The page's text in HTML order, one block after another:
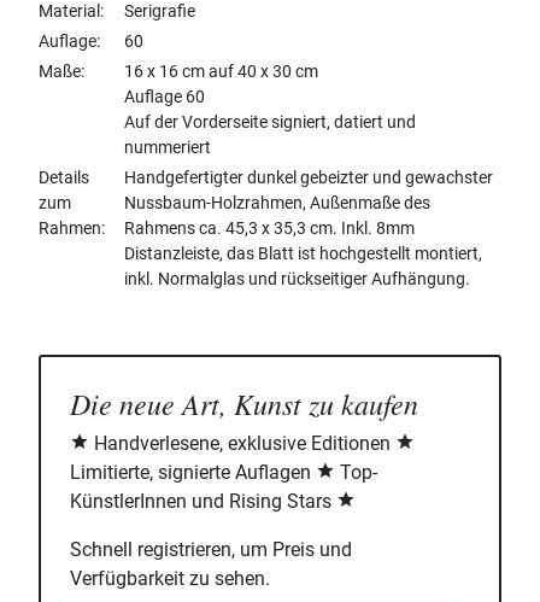
Material
Serigrafie
Auflage
60
Maße
16 x 16 cm auf 40 x 30 cm
Auflage 60
Auf der Vorderseite signiert, datiert und
nummeriert
Details
zum
Rahmen
Handgefertigter dunkel gebeizter und gewachster
Nussbaum-Holzrahmen, Außenmaße des
Rahmens ca. 45,3 x 35,3 cm. Inkl. 8mm
Distanzleiste, das Blatt ist hochgestellt montiert,
inkl. Normalglas und rückseitiger Aufhängung.
Die neue Art, Kunst zu kaufen
Handverlesene, exklusive Editionen
Limitierte, signierte Auflagen
Top-
KünstlerInnen und Rising Stars
Schnell registrieren, um Preis und
Verfügbarkeit zu sehen.